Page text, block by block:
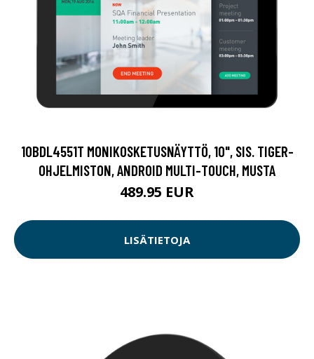
10BDL4551T MONIKOSKETUSNÄYTTÖ, 10", SIS. TIGER-
OHJELMISTON, ANDROID MULTI-TOUCH, MUSTA
489.95 EUR
LISÄTIETOJA